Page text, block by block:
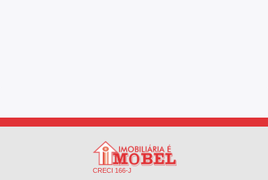
CRECI 166-J